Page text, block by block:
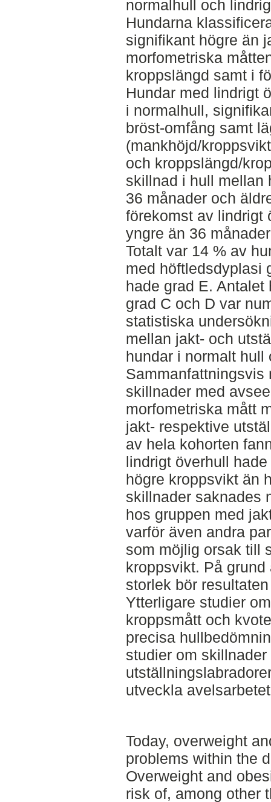
normalhull och
Hundarna
signifikant högre än
morfometriska
kroppslängd samt i
Hundar med lindrigt
i normalhull,
bröst-omfång samt
(mankhöjd/
och kroppslängd/
skillnad i hull mellan
36 månader och
förekomst av lindrigt
yngre än 36
Totalt var 14 % av
med höftledsdyplasi
hade grad E.
grad C och D var
statistiska
mellan jakt- och
hundar i normalt
Sammanfattningsvis
skillnader med
morfometriska mått
jakt- respektive
av hela kohorten
lindrigt överhull
högre kroppsvikt än
skillnader saknades
hos gruppen med
varför även andra
som möjlig orsak till
kroppsvikt. På
storlek bör
Ytterligare studier
kroppsmått och
precisa
studier om
utveckla
Today, overweight
problems within the
Overweight and
risk of, among other